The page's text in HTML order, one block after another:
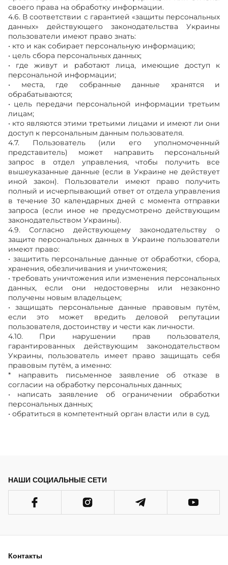
своего права на обработку информации.
4.6. В соответствии с гарантией «защиты персональных
данных» действующего законодательства Украины
пользователи имеют право знать:
• кто и как собирает персональную информацию;
• цель сбора персональных данных;
• где живут и работают лица, имеющие доступ к
персональной информации;
• места, где собранные данные хранятся и
обрабатываются;
• цель передачи персональной информации третьим
лицам;
• кто являются этими третьими лицами и имеют ли они
доступ к персональным данным пользователя.
4.7. Пользователь (или его уполномоченный
представитель) может направить персональный
запрос в отдел управления, чтобы получить все
вышеуказанные данные (если в Украине не действует
иной закон). Пользователи имеют право получить
полный и исчерпывающий ответ от отдела управления
в течение 30 календарных дней с момента отправки
запроса (если иное не предусмотрено действующим
законодательством Украины).
4.9. Согласно действующему законодательству о
защите персональных данных в Украине пользователи
имеют право:
• защитить персональные данные от обработки, сбора,
хранения, обезличивания и уничтожения;
• требовать уничтожения или изменения персональных
данных, если они недостоверны или незаконно
получены новым владельцем;
• защищать персональные данные правовым путём,
если это может вредить деловой репутации
пользователя, достоинству и чести как личности.
4.10. При нарушении прав пользователя,
гарантированных действующим законодательством
Украины, пользователь имеет право защищать себя
правовым путём, а именно:
* направить письменное заявление об отказе в
согласии на обработку персональных данных;
• написать заявление об ограничении обработки
персональных данных;
• обратиться в компетентный орган власти или в суд.
НАШИ СОЦИАЛЬНЫЕ СЕТИ
Контакты